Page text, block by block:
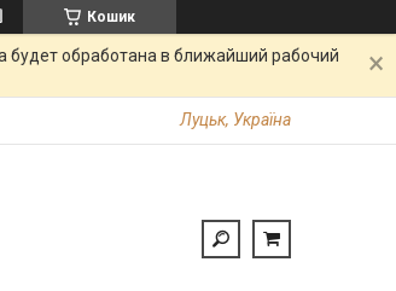
Кошик
будет обработана в ближайший рабочий
Луцьк, Україна